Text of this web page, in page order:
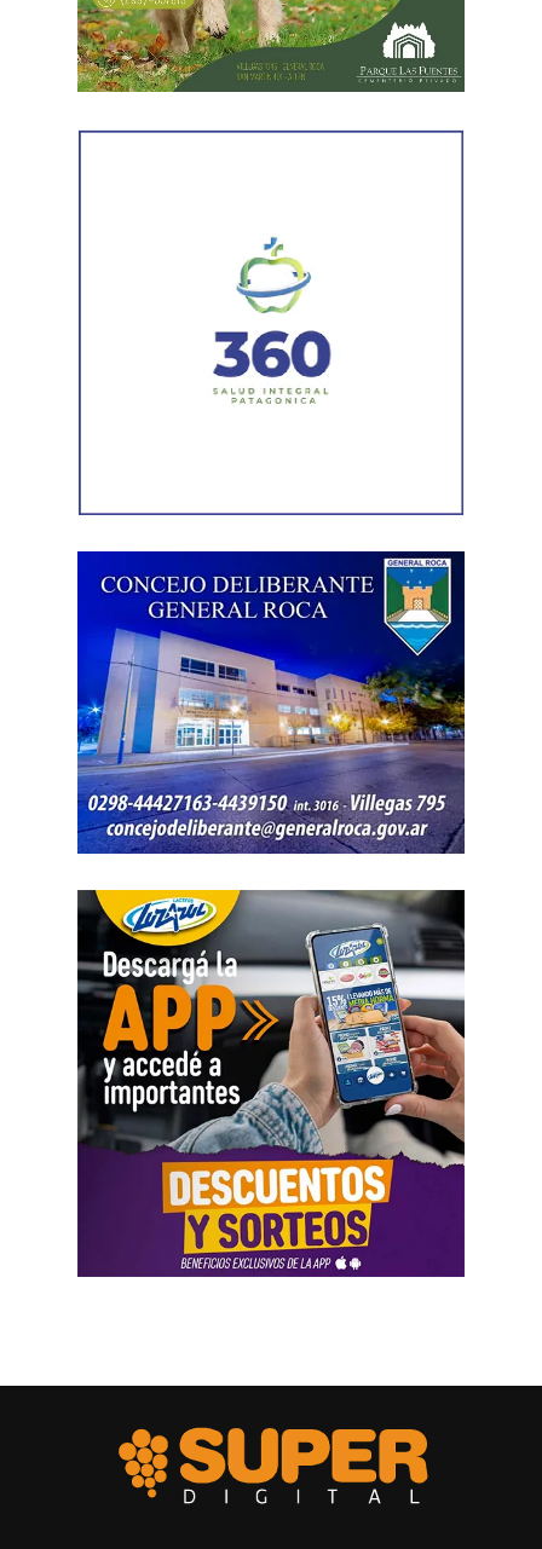
sospechosoy se llevaron adelante distintas diligencias
en el marco de la investigación.
Durante el procedimiento, el personal encontró el teléfono
correspondiente para acreditar su propiedad. Además,
denunciado como robado
Posteriormente, el inmueble fue preservado para la
intervención del Gabinete de Criminalística, que realizó
las pericias correspondientes. Otros elementos
encontrados quedaron bajo resguardo para determinar su
procedencia.
Por disposición de la Fiscalía de turno, ambos hombres
permanecen detenidos en el marco de una causa por